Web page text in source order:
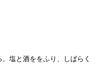
塩と酒ををふり、しばらく